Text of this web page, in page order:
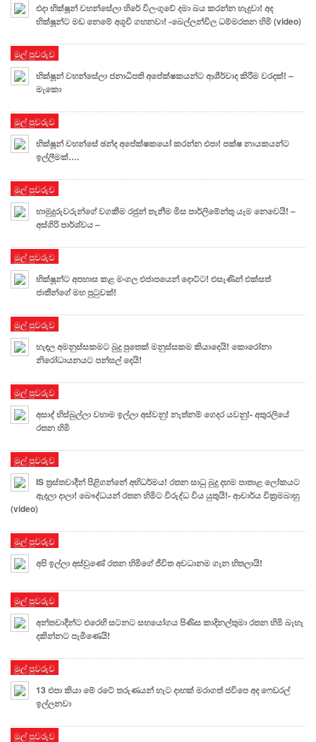
එදා භික්ෂූන් වහන්සේලා හිරේ විලංගුවේ දමා බය කරන්න හැදුවා! අද
භික්ෂූන්ට මඩ නෙමේ අශූචි ගහනවා! -බෙල්ලන්විල ධම්මරතන හිමි (video)
මුල් පුවරුව
භික්ෂූන් වහන්සේලා ජනාධිපති අපේක්ෂකයන්ට ආශීර්වාද කිරීම වරදක්! –
මැකො
මුල් පුවරුව
භික්ෂූන් වහන්සේ ඡන්ද අපේක්ෂකයෝ කරන්න එපා! පක්ෂ නායකයන්ට
ඉල්ලීමක්….
මුල් පුවරුව
හාමුදුරුවරුන්ගේ වගකීම රජුන් තැනීම මිස පාර්ලිමේන්තු යෑම නෙවෙයි! –
අස්ගිරි පාර්ශ්වය –
මුල් පුවරුව
භික්ෂූන්ට අපහාස කළ මංගල එජාපයෙන් දොට්ට! එසැණින් එක්සත්
ජාතීන්ගේ මහ පුටුවක්!
මුල් පුවරුව
හැඳල අමනුස්සකමට බුදු පුතෙක් මනුස්සකම කියාදෙයි! කොරෝනා
නිරෝධායනයට පන්සල් දෙයි!
මුල් පුවරුව
අසාද් හිස්බුල්ලා වහාම ඉල්ලා අස්වනු! නැත්නම් ගෙදර යවනු!- අතුරලියේ
රතන හිමි
මුල් පුවරුව
IS ත්‍රස්තවාදීන් පිළිගන්නේ අභිධර්මය! රතන සාධු බුදු දහම පාතාළ ලෝකයට
ඇදලා දාලා! බෞද්ධයන් රතන හිමිට විරුද්ධ විය යුතුයි!- ආචාර්ය වික්‍රමබාහු
(video)
මුල් පුවරුව
අපි ඉල්ලා අස්වුණේ රතන හිමිගේ ජීවිත අවධානම ගැන හිතලායි!
මුල් පුවරුව
අන්තවාදීන්ට එරෙහි සටනට සහයෝගය පිණිස කාදිනල්තුමා රතන හිමි බැහැ
දකින්නට පැමිණෙයි!
මුල් පුවරුව
13 එපා කියා මේ රටේ තරුණයන් හැට දාහක් මරාගත් ජවිපෙ අද ෆෙඩරල්
ඉල්ලනවා
මුල් පුවරුව